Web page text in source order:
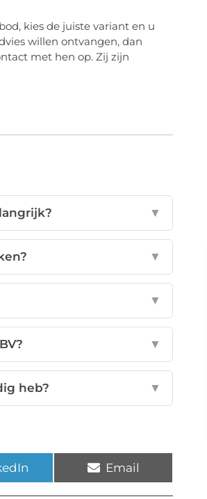
kies de juiste variant en u
willen ontvangen, dan
met hen op. Zij zijn
▼
▼
▼
▼
heb? ▼
Email